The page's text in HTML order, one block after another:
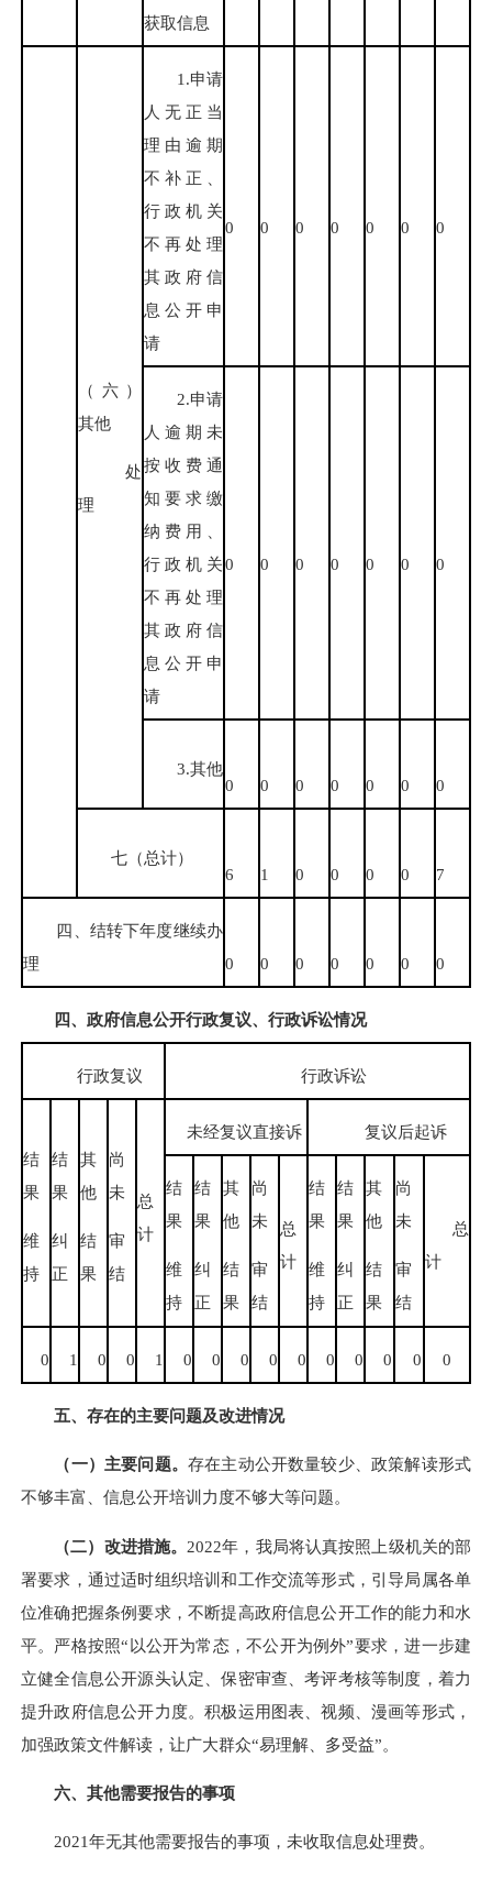
获取信息
（六）
其他
处
理
1.申请
人无正当
理由逾期
不补正、
行政机关
不再处理
其政府信
息公开申
请
0 0 0 0 0 0 0
2.申请
人逾期未
按收费通
知要求缴
纳费用、
行政机关
不再处理
其政府信
息公开申
请
0 0 0 0 0 0 0
3.其他
0
0 0 0 0 0 0
七（总计）
6
1 0 0 0 0 7
四、结转下年度继续办
理
0 0 0 0 0 0 0
四、政府信息公开行政复议、行政诉讼情况
行政复议 行政诉讼
结
果
维
持
结
果
纠
正
其
他
结
果
尚
未
审
结
总
计
未经复议直接诉 复议后起诉
结
果
维
持
结
果
纠
正
其
他
结
果
尚
未
审
结
总
计
结
果
维
持
结
果
纠
正
其
他
结
果
尚
未
审
结
总
计
0 1 0 0 1 0 0 0 0 0 0 0 0 0 0
五、存在的主要问题及改进情况
（一）主要问题。 存在主动公开数量较少、政策解读形式
不够丰富、信息公开培训力度不够大等问题。
（二）改进措施。 2022年，我局将认真按照上级机关的部
署要求，通过适时组织培训和工作交流等形式，引导局属各单
位准确把握条例要求，不断提高政府信息公开工作的能力和水
平。严格按照“以公开为常态，不公开为例外”要求，进一步建
立健全信息公开源头认定、保密审查、考评考核等制度，着力
提升政府信息公开力度。积极运用图表、视频、漫画等形式，
加强政策文件解读，让广大群众“易理解、多受益”。
六、其他需要报告的事项
2021年无其他需要报告的事项，未收取信息处理费。